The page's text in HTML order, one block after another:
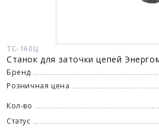
ТС-160Ц
Станок для заточки цепей
Бренд
Розничная цена
Кол-во
Статус